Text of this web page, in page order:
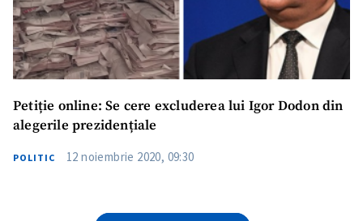
Petiție online: Se cere excluderea lui Igor Dodon din
alegerile prezidențiale
POLITIC 12 noiembrie 2020, 09:30
Telefon
+ Telefon personal
Am citit și sunt de
acord cupolitica de
TRIMITE ȘTIREA